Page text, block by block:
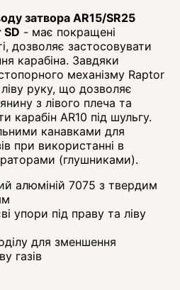
затвора AR15/SR25
SD - має покращені
дозволяє застосовувати
карабіна. Завдяки
механізму Raptor
руку, що дозволяє
з лівого плеча та
карабін AR10 під шульгу.
канавками для
при використанні в
(глушниками).
алюміній 7075 з твердим
упори під праву та ліву
для зменшення
газів